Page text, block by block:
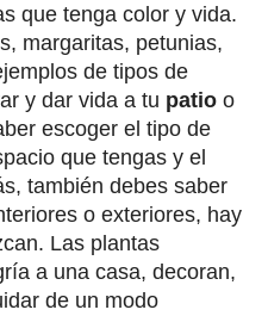
que tenga color y vida.
margaritas, petunias,
de tipos de
y dar vida a tu patio o
escoger el tipo de
que tengas y el
también debes saber
o exteriores, hay
Las plantas
a una casa, decoran,
de un modo